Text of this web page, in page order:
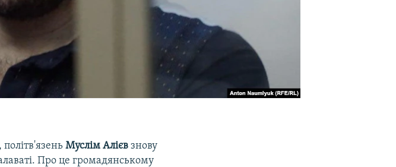
Муслім Алієв знову
Про це громадянському